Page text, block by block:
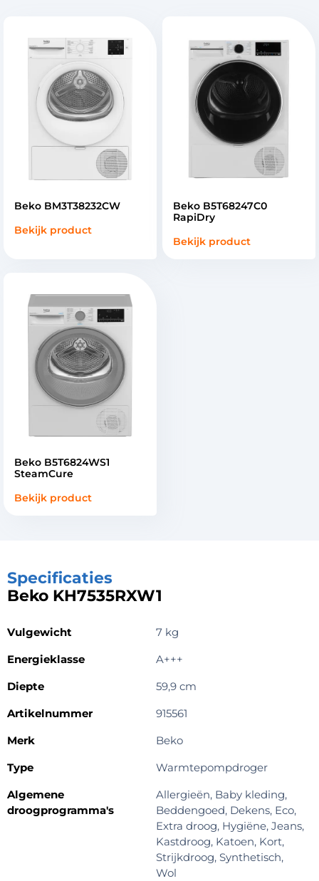
Beko BM3T38232CW
Bekijk product
Beko B5T68247C0
RapiDry
Bekijk product
Beko B5T6824WS1
SteamCure
Bekijk product
Specificaties
Beko KH7535RXW1
Vulgewicht
7 kg
Energieklasse
A+++
Diepte
59,9 cm
Artikelnummer
915561
Merk
Beko
Type
Warmtepompdroger
Algemene
droogprogramma's
Allergieën, Baby kleding,
Beddengoed, Dekens, Eco,
Extra droog, Hygiëne, Jeans,
Kastdroog, Katoen, Kort,
Strijkdroog, Synthetisch,
Wol